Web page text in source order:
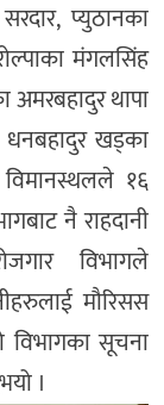
प्युठानका
मंगलसिंह
अमरबहादुर थापा
धनबहादुर खड्का
१६
नै राहदानी
विभागले
मौरिसस
विभागका सूचना
।